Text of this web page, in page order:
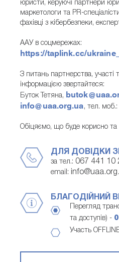
юристи, керуючi партнери
маркетологи та PR-
фахівці з кібербезпеки,
ААУ в соцмережах:
https://taplink.cc/
З питань партнерства, участі
інформацією звертайтеся:
Буток Тетяна,
info@uaa.org.ua, тел.
Обіцяємо, що буде корисно та
ДЛЯ ДОВІДКИ
за тел.: 067 441 10
email:
БЛАГОДІЙНИЙ
Перегляд
та доступів) -
Участь